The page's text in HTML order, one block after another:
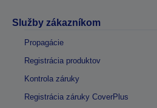
Služby zákazníkom
Propagácie
Registrácia produktov
Kontrola záruky
Registrácia záruky CoverPlus